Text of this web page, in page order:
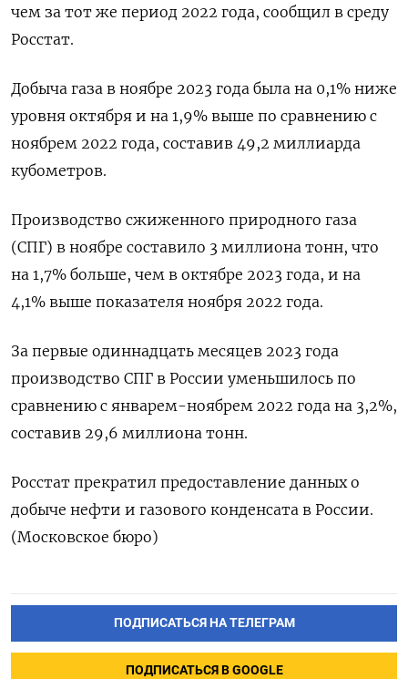
чем за тот же период 2022 года, сообщил в среду
Росстат.
Добыча газа в ноябре 2023 года была на 0,1% ниже
уровня октября и на 1,9% выше по сравнению с
ноябрем 2022 года, составив 49,2 миллиарда
кубометров.
Производство сжиженного природного газа
(СПГ) в ноябре составило 3 миллиона тонн, что
на 1,7% больше, чем в октябре 2023 года, и на
4,1% выше показателя ноября 2022 года.
За первые одиннадцать месяцев 2023 года
производство СПГ в России уменьшилось по
сравнению с январем-ноябрем 2022 года на 3,2%,
составив 29,6 миллиона тонн.
Росстат прекратил предоставление данных о
добыче нефти и газового конденсата в России.
(Московское бюро)
ПОДПИСАТЬСЯ НА ТЕЛЕГРАМ
ПОДПИСАТЬСЯ В GOOGLE